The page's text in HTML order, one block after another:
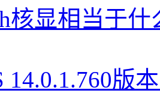
核显相当于什
14.0.1.760版